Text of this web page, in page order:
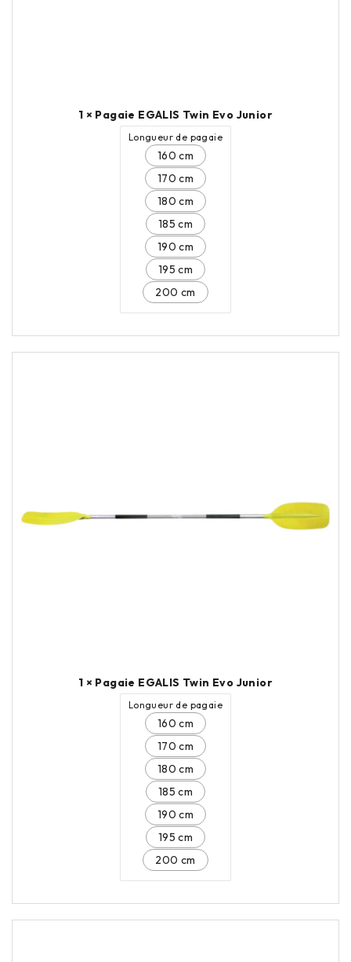
1 × Pagaie EGALIS Twin Evo Junior
Longueur de pagaie
160 cm
170 cm
180 cm
185 cm
190 cm
195 cm
200 cm
1 × Pagaie EGALIS Twin Evo Junior
Longueur de pagaie
160 cm
170 cm
180 cm
185 cm
190 cm
195 cm
200 cm